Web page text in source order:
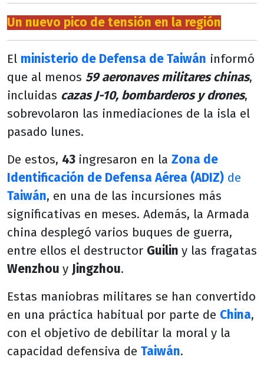
Un nuevo pico de tensión en la región
El ministerio de Defensa de Taiwán informó
que al menos 59 aeronaves militares chinas,
incluidas cazas J-10, bombarderos y drones,
sobrevolaron las inmediaciones de la isla el
pasado lunes.
De estos, 43 ingresaron en la Zona de
Identificación de Defensa Aérea (ADIZ) de
Taiwán, en una de las incursiones más
significativas en meses. Además, la Armada
china desplegó varios buques de guerra,
entre ellos el destructor Guilin y las fragatas
Wenzhou y Jingzhou.
Estas maniobras militares se han convertido
en una práctica habitual por parte de China,
con el objetivo de debilitar la moral y la
capacidad defensiva de Taiwán.